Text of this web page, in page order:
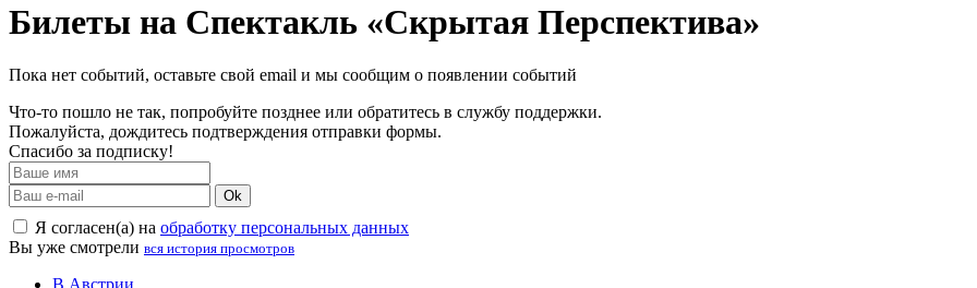
Билеты на Спектакль «Скрытая Перспектива»
Пока нет событий, оставьте свой email и мы сообщим о появлении событий
Что-то пошло не так, попробуйте позднее или обратитесь в службу поддержки.
Пожалуйста, дождитесь подтверждения отправки формы.
Спасибо за подписку!
Ok
Я согласен(а) на обработку персональных данных
Вы уже смотрели вся история просмотров